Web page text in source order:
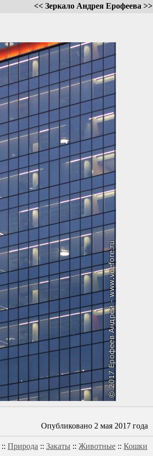
<< Зеркало Андрея Ерофеева >>
Опубликовано 2 мая 2017 года
:: Природа :: Закаты :: Животные :: Кошки